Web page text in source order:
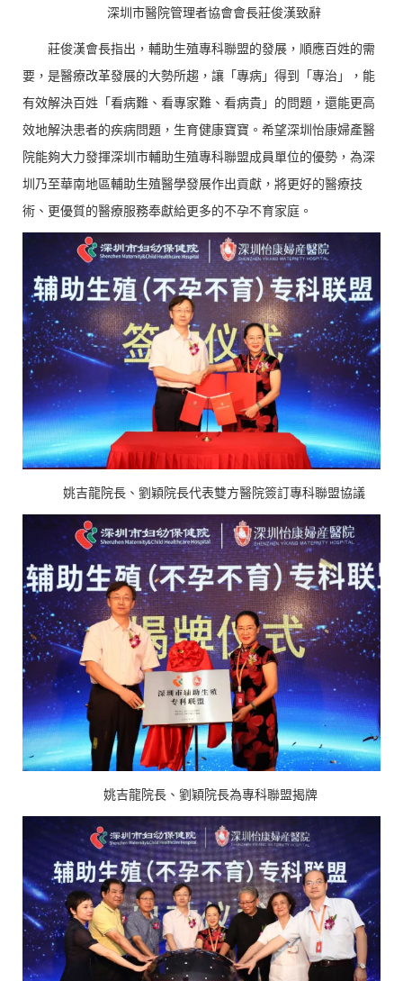
深圳市醫院管理者協會會長莊俊漢致辭
莊俊漢會長指出，輔助生殖專科聯盟的發展，順應百姓的需
要，是醫療改革發展的大勢所趨，讓「專病」得到「專治」，能
有效解決百姓「看病難、看專家難、看病貴」的問題，還能更高
效地解決患者的疾病問題，生育健康寶寶。希望深圳怡康婦產醫
院能夠大力發揮深圳市輔助生殖專科聯盟成員單位的優勢，為深
圳乃至華南地區輔助生殖醫學發展作出貢獻，將更好的醫療技
術、更優質的醫療服務奉獻給更多的不孕不育家庭。
姚吉龍院長、劉穎院長代表雙方醫院簽訂專科聯盟協議
姚吉龍院長、劉穎院長為專科聯盟揭牌